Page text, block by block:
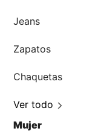
Jeans
Zapatos
Chaquetas
Ver todo
Mujer